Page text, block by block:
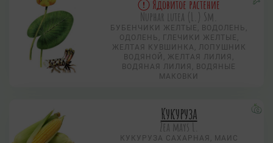
Ядовитое растение
Nuphar lutea (L.) Sm.
БУБЕНЧИКИ ЖЕЛТЫЕ, ВОДОЛЕНЬ,
ОДОЛЕНЬ, ГЛЕЧИКИ ЖЕЛТЫЕ,
ЖЕЛТАЯ КУВШИНКА, ЛОПУШНИК
ВОДЯНОЙ, ЖЕЛТАЯ ЛИЛИЯ,
ВОДЯНАЯ ЛИЛИЯ, ВОДЯНЫЕ
МАКОВКИ
Кукуруза
Zea mays L.
КУКУРУЗА САХАРНАЯ, МАИС